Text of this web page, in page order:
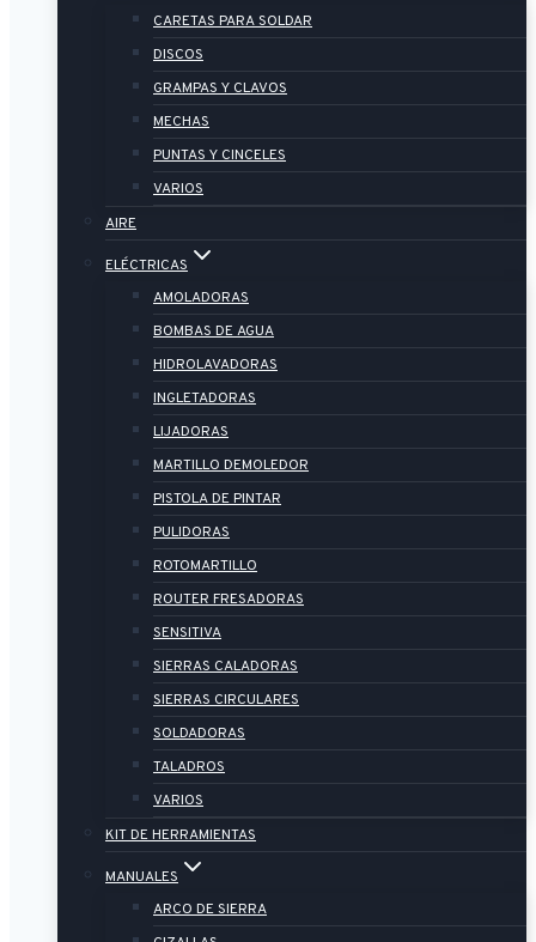
CARETAS PARA SOLDAR
DISCOS
GRAMPAS Y CLAVOS
MECHAS
PUNTAS Y CINCELES
VARIOS
AIRE
ELÉCTRICAS
AMOLADORAS
BOMBAS DE AGUA
HIDROLAVADORAS
INGLETADORAS
LIJADORAS
MARTILLO DEMOLEDOR
PISTOLA DE PINTAR
PULIDORAS
ROTOMARTILLO
ROUTER FRESADORAS
SENSITIVA
SIERRAS CALADORAS
SIERRAS CIRCULARES
SOLDADORAS
TALADROS
VARIOS
KIT DE HERRAMIENTAS
MANUALES
ARCO DE SIERRA